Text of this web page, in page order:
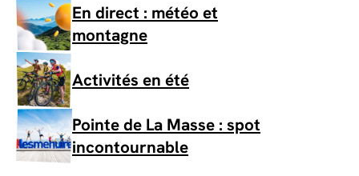
En direct : météo et
montagne
Activités en été
Pointe de La Masse : spot
incontournable